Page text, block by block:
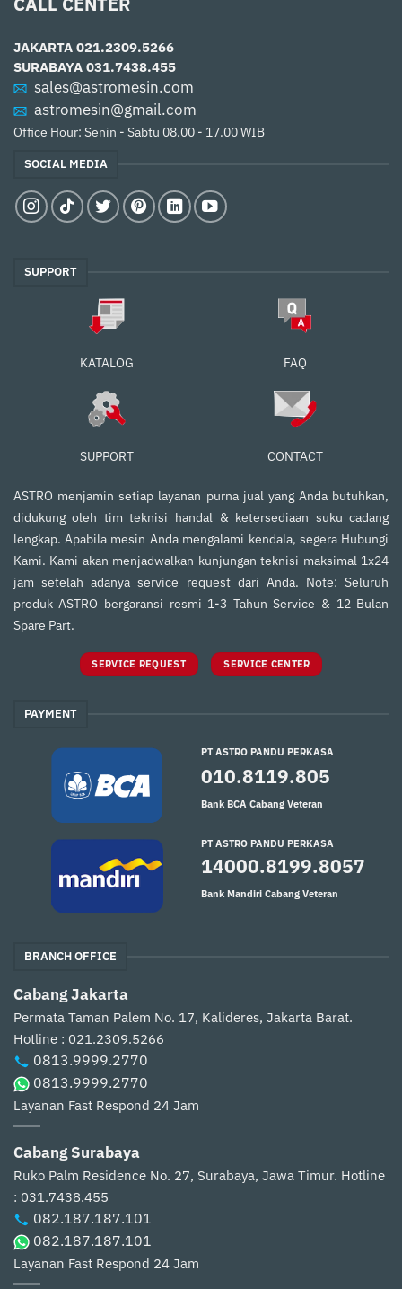
JAKARTA 021.2309.5266
SURABAYA 031.7438.455
sales@astromesin.com
astromesin@gmail.com
Office Hour: Senin - Sabtu 08.00 - 17.00 WIB
SOCIAL MEDIA
SUPPORT
KATALOG FAQ
SUPPORT CONTACT
ASTRO menjamin setiap layanan purna jual yang Anda butuhkan,
didukung oleh tim teknisi handal & ketersediaan suku cadang
lengkap. Apabila mesin Anda mengalami kendala, segera Hubungi
Kami. Kami akan menjadwalkan kunjungan teknisi maksimal 1x24
jam setelah adanya service request dari Anda. Note: Seluruh
produk ASTRO bergaransi resmi 1-3 Tahun Service & 12 Bulan
Spare Part.
SERVICE REQUEST SERVICE CENTER
PAYMENT
PT ASTRO PANDU PERKASA
010.8119.805
Bank BCA Cabang Veteran
PT ASTRO PANDU PERKASA
14000.8199.8057
Bank Mandiri Cabang Veteran
BRANCH OFFICE
Cabang Jakarta
Permata Taman Palem No. 17, Kalideres, Jakarta Barat.
Hotline : 021.2309.5266
0813.9999.2770
0813.9999.2770
Layanan Fast Respond 24 Jam
Cabang Surabaya
Ruko Palm Residence No. 27, Surabaya, Jawa Timur. Hotline
: 031.7438.455
082.187.187.101
082.187.187.101
Layanan Fast Respond 24 Jam